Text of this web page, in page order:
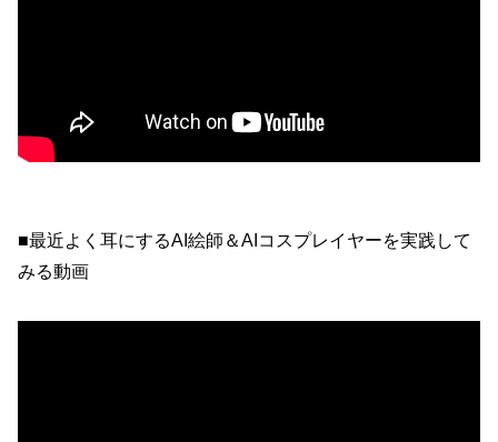
■最近よく耳にするAI絵師＆AIコスプレイヤーを実践して
みる動画